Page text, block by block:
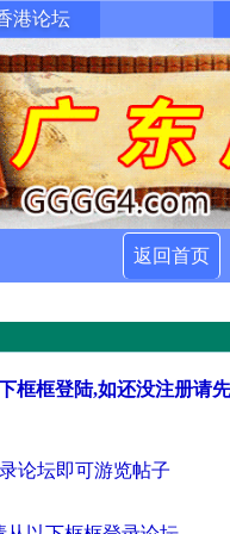
港论坛
返回首页
框框登陆,如还没注册请
论坛即可游览帖子